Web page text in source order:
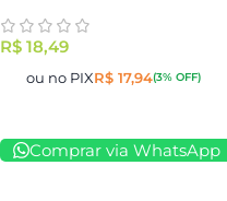
R$ 18,49
ou no PIXR$ 17,94(3% OFF)
Comprar via WhatsApp